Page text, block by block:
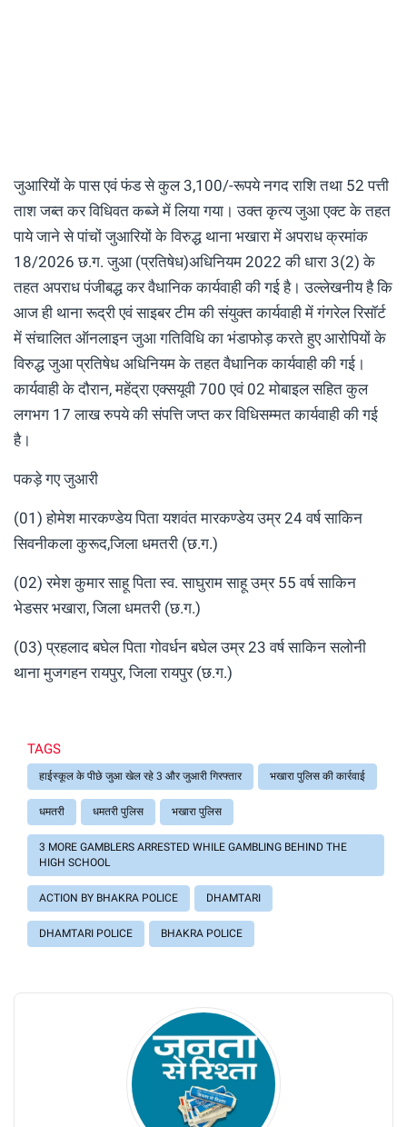
जुआरियों के पास एवं फंड से कुल 3,100/-रूपये नगद राशि तथा 52 पत्ती
ताश जब्त कर विधिवत कब्जे में लिया गया। उक्त कृत्य जुआ एक्ट के तहत
पाये जाने से पांचों जुआरियों के विरुद्ध थाना भखारा में अपराध क्रमांक
18/2026 छ.ग. जुआ (प्रतिषेध)अधिनियम 2022 की धारा 3(2) के
तहत अपराध पंजीबद्ध कर वैधानिक कार्यवाही की गई है। उल्लेखनीय है कि
आज ही थाना रूद्री एवं साइबर टीम की संयुक्त कार्यवाही में गंगरेल रिसॉर्ट
में संचालित ऑनलाइन जुआ गतिविधि का भंडाफोड़ करते हुए आरोपियों के
विरुद्ध जुआ प्रतिषेध अधिनियम के तहत वैधानिक कार्यवाही की गई।
कार्यवाही के दौरान, महेंद्रा एक्सयूवी 700 एवं 02 मोबाइल सहित कुल
लगभग 17 लाख रुपये की संपत्ति जप्त कर विधिसम्मत कार्यवाही की गई
है।
पकड़े गए जुआरी
(01) होमेश मारकण्डेय पिता यशवंत मारकण्डेय उम्र 24 वर्ष साकिन
सिवनीकला कुरूद,जिला धमतरी (छ.ग.)
(02) रमेश कुमार साहू पिता स्व. साघुराम साहू उम्र 55 वर्ष साकिन
भेडसर भखारा, जिला धमतरी (छ.ग.)
(03) प्रहलाद बघेल पिता गोवर्धन बघेल उम्र 23 वर्ष साकिन सलोनी
थाना मुजगहन रायपुर, जिला रायपुर (छ.ग.)
TAGS
हाईस्कूल के पीछे जुआ खेल रहे 3 और जुआरी गिरफ्तार भखारा पुलिस की कार्रवाई
धमतरी धमतरी पुलिस भखारा पुलिस
3 MORE GAMBLERS ARRESTED WHILE GAMBLING BEHIND THE
HIGH SCHOOL
ACTION BY BHAKRA POLICE DHAMTARI
DHAMTARI POLICE BHAKRA POLICE